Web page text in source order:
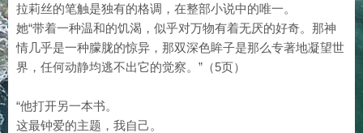
拉莉丝的笔触是独有的格调，在整部小说中的唯一。
她“带着一种温和的饥渴，似乎对万物有着无厌的好奇。那神
情几乎是一种朦胧的惊异，那双深色眸子是那么专著地凝望世
界，任何动静均逃不出它的觉察。”（5页）
“他打开另一本书。
这最钟爱的主题，我自己。